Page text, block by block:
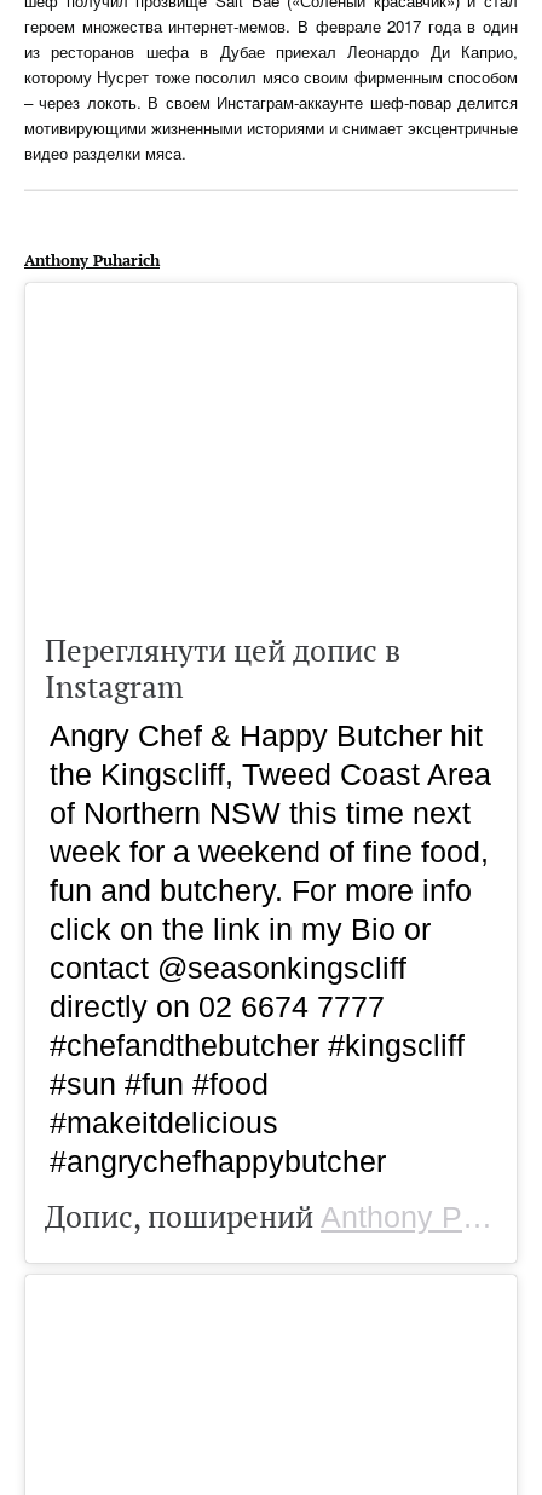
героем множества интернет-мемов. В феврале 2017 года в один
из ресторанов шефа в Дубае приехал Леонардо Ди Каприо,
которому Нусрет тоже посолил мясо своим фирменным способом
– через локоть. В своем Инстаграм-аккаунте шеф-повар делится
мотивирующими жизненными историями и снимает эксцентричные
видео разделки мяса.
Anthony Puharich
Переглянути цей допис в
Instagram
Angry Chef & Happy Butcher hit
the Kingscliff, Tweed Coast Area
of Northern NSW this time next
week for a weekend of fine food,
fun and butchery. For more info
click on the link in my Bio or
contact @seasonkingscliff
directly on 02 6674 7777
#chefandthebutcher #kingscliff
#sun #fun #food
#makeitdelicious
#angrychefhappybutcher
Допис, поширений Anthony Puharich